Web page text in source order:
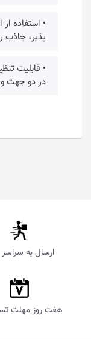
• استفاده
پذیر، جاذب
• قابلیت
در دو جهت و
ارسال به سراسر
هفت روز مهلت